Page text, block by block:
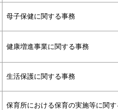
母子保健に関する事務
健康増進事業に関する事務
生活保護に関する事務
保育所における保育の実施等に関す